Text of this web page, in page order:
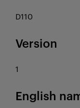
D110
Version
1
English